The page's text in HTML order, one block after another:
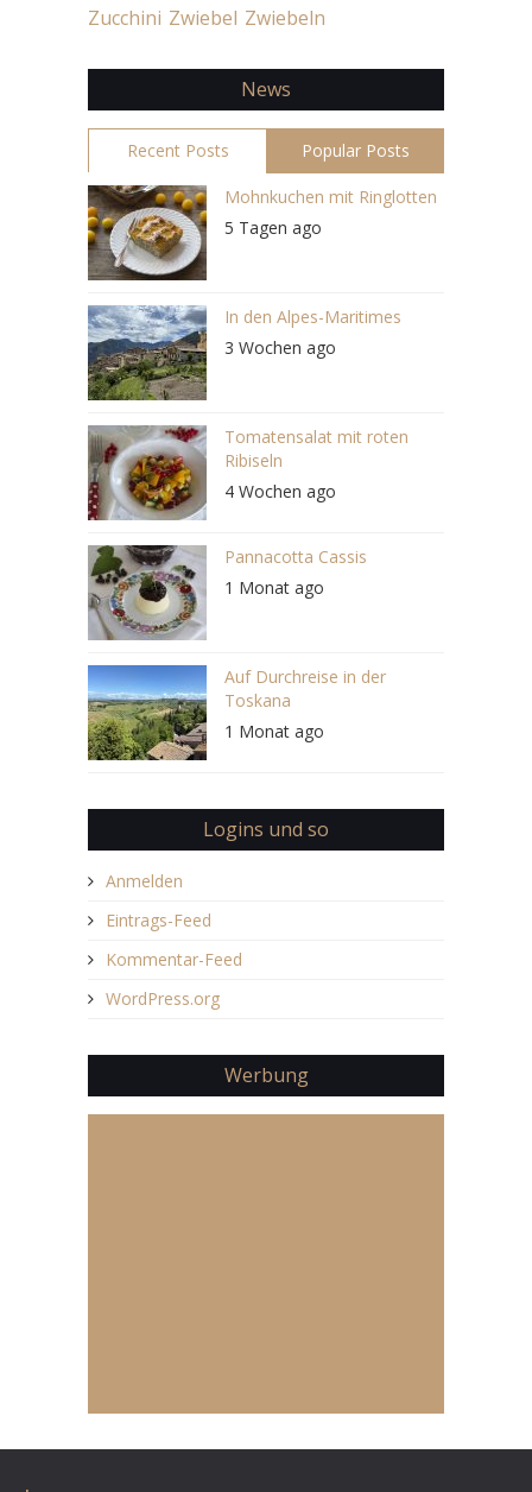
Zucchini Zwiebel Zwiebeln
News
Recent Posts Popular Posts
Mohnkuchen mit Ringlotten
5 Tagen ago
In den Alpes-Maritimes
3 Wochen ago
Tomatensalat mit roten
Ribiseln
4 Wochen ago
Pannacotta Cassis
1 Monat ago
Auf Durchreise in der
Toskana
1 Monat ago
Logins und so
Anmelden
Eintrags-Feed
Kommentar-Feed
WordPress.org
Werbung